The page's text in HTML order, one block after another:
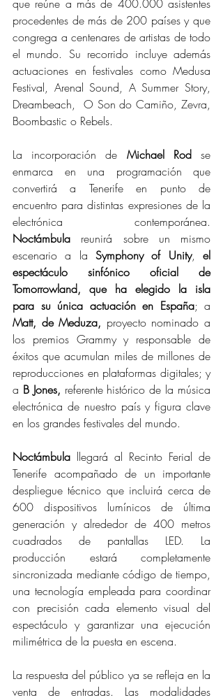
que reúne a más de 400.000 asistentes
procedentes de más de 200 países y que
congrega a centenares de artistas de todo
el mundo. Su recorrido incluye además
actuaciones en festivales como Medusa
Festival, Arenal Sound, A Summer Story,
Dreambeach,  O Son do Camiño, Zevra,
Boombastic o Rebels.
La incorporación de Michael Rod se
enmarca en una programación que
convertirá a Tenerife en punto de
encuentro para distintas expresiones de la
Noctámbula reunirá sobre un mismo
escenario a la Symphony of Unity, el
espectáculo sinfónico oficial de
Tomorrowland, que ha elegido la isla
para su única actuación en España
Matt, de Meduza, proyecto nominado a
los premios Grammy y responsable de
éxitos que acumulan miles de millones de
reproducciones en plataformas digitales; y
a B Jones, referente histórico de la música
electrónica de nuestro país y figura clave
en los grandes festivales del mundo.
Noctámbula llegará al Recinto Ferial de
Tenerife acompañado de un importante
despliegue técnico que incluirá cerca de
600 dispositivos lumínicos de última
generación y alrededor de 400 metros
cuadrados de pantallas LED. La
producción estará completamente
sincronizada mediante código de tiempo,
una tecnología empleada para coordinar
con precisión cada elemento visual del
espectáculo y garantizar una ejecución
milimétrica de la puesta en escena.
La respuesta del público ya se refleja en la
venta de entradas. Las modalidades